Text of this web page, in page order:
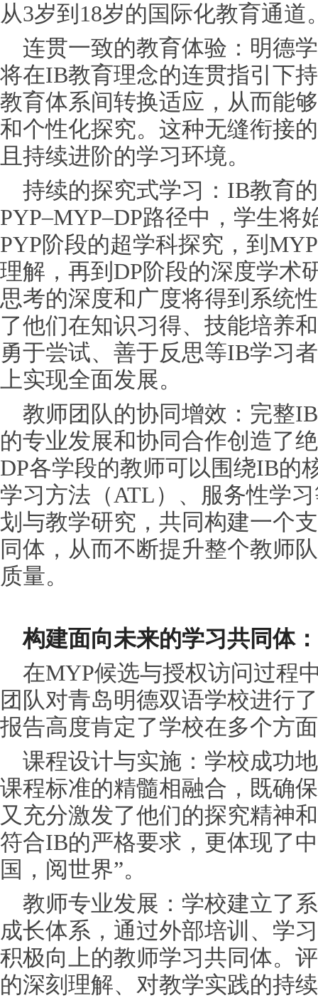
从3岁到18岁的国际化教育通道
连贯一致的教育体验：明德
将在IB教育理念的连贯指引下
教育体系间转换适应，从而能
和个性化探究。这种无缝衔接
且持续进阶的学习 环境。
持续的探究式学习 ：IB教育
PYP–MYP–DP路径中，学生将
PYP阶段的超学科探究，到
理解，再到DP阶段的深度学术
思考的深度和广度将得到系统
了他们在知识习 得、技能培养
勇于尝试、善于反思等IB学习
上实现全面发展。
教师团队的协同增效：完整
的专业发展和协同合作创造了
DP各学段的教师可以围绕IB的
学习 方法（ATL）、服务性学习
划与教学研究，共同构建一个
同体，从而不断提升整个教师
质量。
构建面向未来的学习 共同体
在MYP候选与授权访问过程
团队对青岛明德双语学校进行
报告高度肯定了学校在多个方
课程设计与实施：学校成功
课程标准的精髓相融合，既确
又充分激发了他们的探究精神
符合IB的严格要求，更体现了
国，阅世界”。
教师专业发展：学校建立了
成长体系，通过外部培训、学习
积极向上的教师学习 共同体。
的深刻理解、对教学实践的持